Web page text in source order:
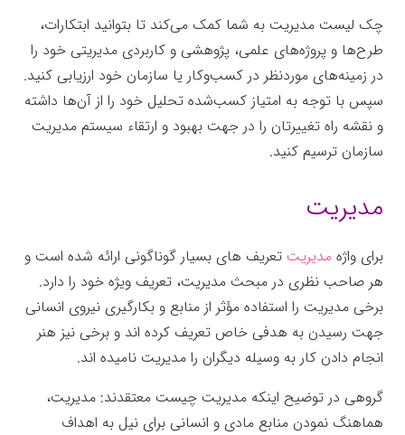
چک لیست مدیریت به شما کمک می‌کند تا بتوانید ابتکارات،
طرح‌ها و پروژه‌های علمی، پژوهشی و کاربردی مدیریتی خود را
در زمینه‌های موردنظر در کسب‌وکار یا سازمان خود ارزیابی کنید.
سپس با توجه به امتیاز کسب‌شده تحلیل خود را از آن‌ها داشته
و نقشه راه تغییرتان را در جهت بهبود و ارتقاء سیستم مدیریت
سازمان ترسیم کنید.
مدیریت
برای واژه مدیریت تعریف های بسیار گوناگونی ارائه شده است و
هر صاحب نظری در مبحث مدیریت، تعریف ویژه خود را دارد.
برخی مدیریت را استفاده مؤثر از منابع و بکارگیری نیروی انسانی
جهت رسیدن به هدفی خاص تعریف کرده اند و برخی نیز هنر
انجام دادن کار به وسیله دیگران را مدیریت نامیده اند.
گروهی در توضیح اینکه مدیریت چیست معتقدند: مدیریت،
هماهنگ نمودن منابع مادی و انسانی برای نیل به اهداف